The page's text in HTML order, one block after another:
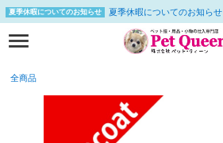
夏季休暇についてのお知らせ 夏季休暇についてのお知らせ
全商品